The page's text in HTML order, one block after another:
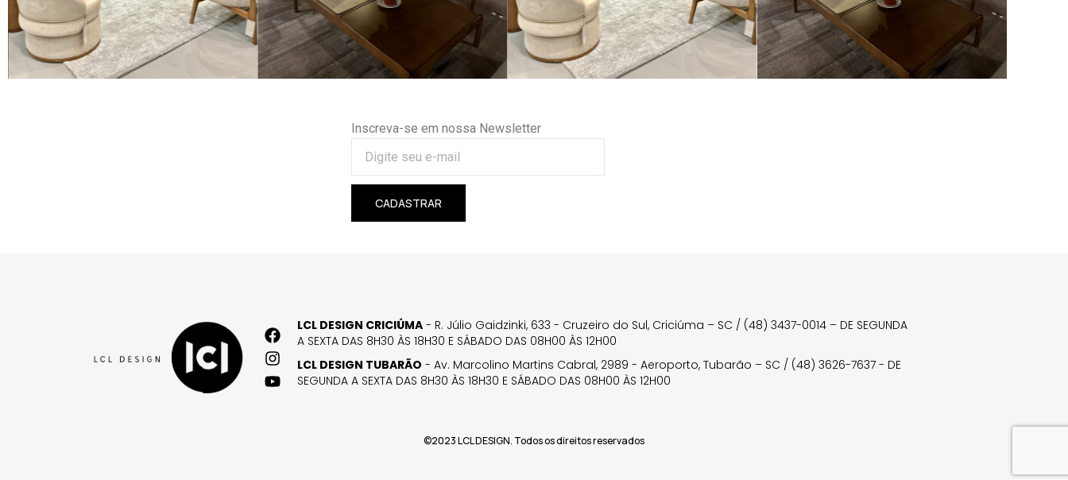
Inscreva-se em nossa Newsletter
CADASTRAR
LCL DESIGN CRICIÚMA - R. Júlio Gaidzinki, 633 - Cruzeiro do Sul, Criciúma – SC / (48) 3437-0014 – DE SEGUNDA
A SEXTA DAS 8H30 ÀS 18H30 E SÁBADO DAS 08H00 ÀS 12H00
LCL DESIGN TUBARÃO - Av. Marcolino Martins Cabral, 2989 - Aeroporto, Tubarão – SC / (48) 3626-7637 - DE
SEGUNDA A SEXTA DAS 8H30 ÀS 18H30 E SÁBADO DAS 08H00 ÀS 12H00
©2023 LCL DESIGN. Todos os direitos reservados